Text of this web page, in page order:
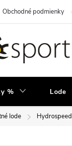
Obchodné podmienky
% Lode
lode Hydrospeed